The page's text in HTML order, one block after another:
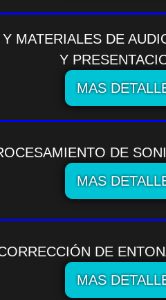
MATERIALES DE
Y
MAS
DE
MAS
DE
MAS